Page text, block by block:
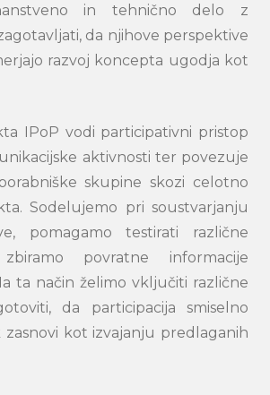
in tehnično delo z
da njihove perspektive
razvoj koncepta ugodja kot
IPoP vodi participativni pristop
aktivnosti ter povezuje
skupine skozi celotno
Sodelujemo pri soustvarjanju
pomagamo testirati različne
povratne informacije
ta način želimo vključiti različne
da participacija smiselno
zasnovi kot izvajanju predlaganih